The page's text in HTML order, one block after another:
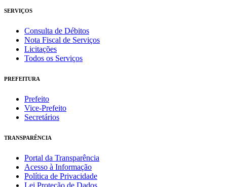
SERVIÇOS
Consulta de Débitos
Nota Fiscal de Serviços
Licitações
Todos os Serviços
PREFEITURA
Prefeito
Vice-Prefeito
Secretários
TRANSPARÊNCIA
Portal da Transparência
Acesso à Informação
Política de Privacidade